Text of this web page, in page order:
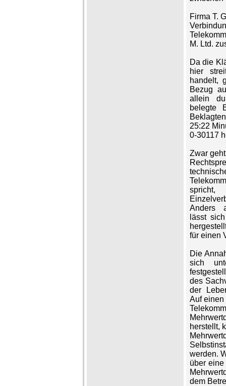
Firma T.
M. Ltd.
Da die
hier
handelt,
Bezug
allein
belegte
25:22
0-30117
Zwar
Anders
lässt
für einen
Die
sich
des
der
Auf einen
herstellt,
werden.
über
dem